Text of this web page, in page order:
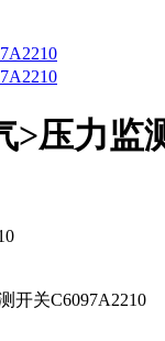
压力监
开关C6097A2210